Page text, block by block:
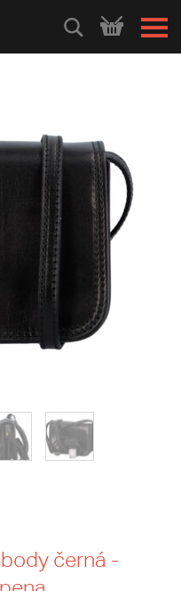
HLEDEJ
černá -